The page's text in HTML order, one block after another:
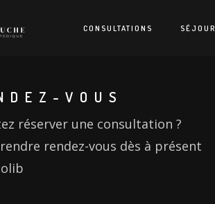
CONSULTATIONS SÉJOUR
VOUS
réserver une consultation ?
rendez-vous dès à présent